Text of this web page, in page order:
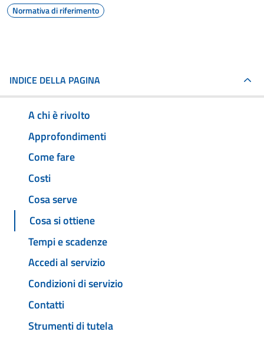
Normativa di riferimento
INDICE DELLA PAGINA
A chi è rivolto
Approfondimenti
Come fare
Costi
Cosa serve
Cosa si ottiene
Tempi e scadenze
Accedi al servizio
Condizioni di servizio
Contatti
Strumenti di tutela